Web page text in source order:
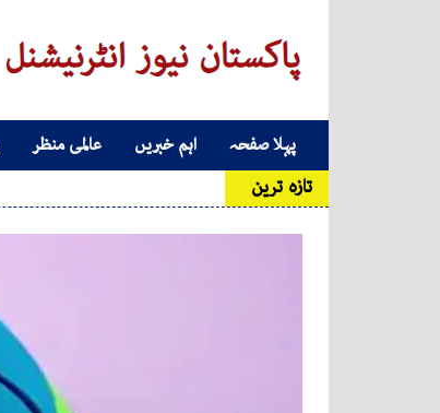
Main Navigationپہلا صفحہ اہم خبریں عالمی منظر
تازہ ترین